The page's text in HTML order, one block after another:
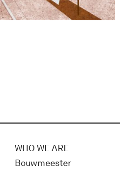
WHO WE ARE
Bouwmeester